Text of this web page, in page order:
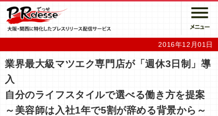
2016年12月01日
業界最大級マツエク専門店が「週休3日制」導
入
自分のライフスタイルで選べる働き方を提案
～美容師は入社1年で5割が辞める背景から～